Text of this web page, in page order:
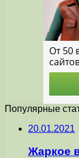
Популярные
20.01.2021
Жаркое